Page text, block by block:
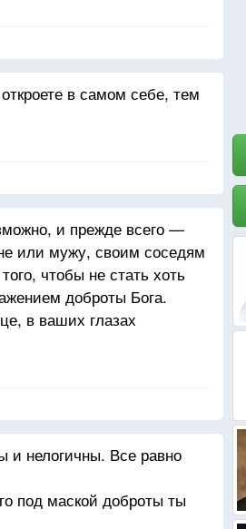
в самом себе, тем
и прежде всего —
или мужу, своим соседям
чтобы не стать хоть
доброты Бога.
в ваших глазах
и нелогичны. Все равно
под маской доброты ты